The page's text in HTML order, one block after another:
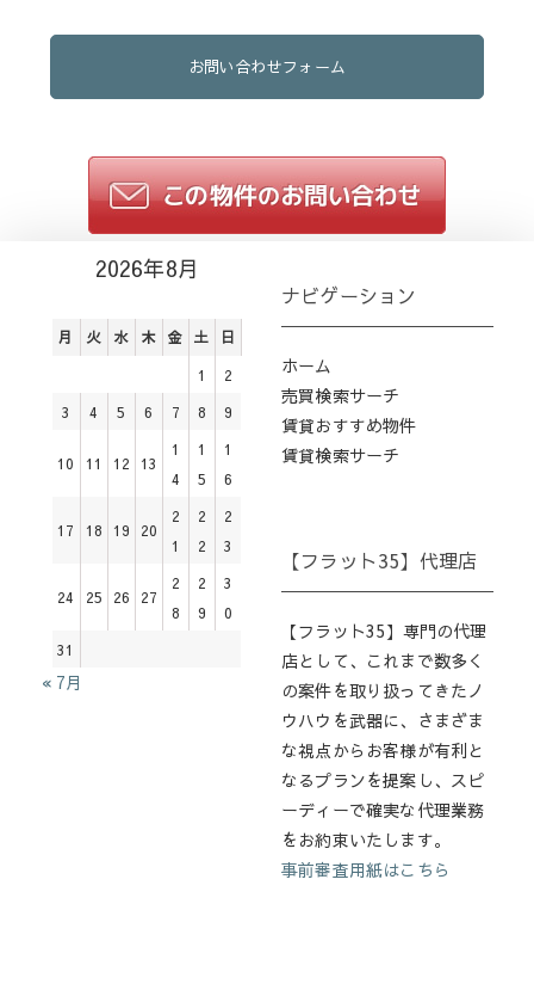
お問い合わせフォーム
2026年8月
月 火 水 木 金 土 日
1
2
3
4 5 6 7 8 9
10 11 12 13
1
4
1
5
1
6
17 18 19 20
2
1
2
2
2
3
24 25 26 27
2
8
2
9
3
0
31
« 7月
ナビゲーション
ホーム
売買検索サーチ
賃貸おすすめ物件
賃貸検索サーチ
【フラット35】代理店
【フラット35】専門の代理
店として、これまで数多く
の案件を取り扱ってきたノ
ウハウを武器に、さまざま
な視点からお客様が有利と
なるプランを提案し、スピ
ーディーで確実な代理業務
をお約束いたします。
事前審査用紙はこちら